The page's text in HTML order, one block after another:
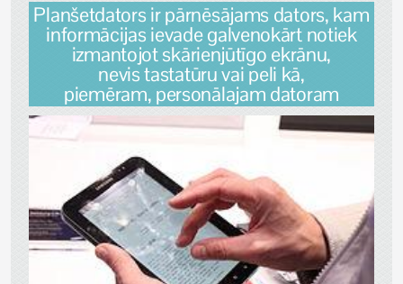
Planšetdators ir pārnēsājams dators, kam
informācijas ievade galvenokārt notiek
izmantojot skārienjūtīgo ekrānu,
nevis tastatūru vai peli kā,
piemēram, personālajam datoram